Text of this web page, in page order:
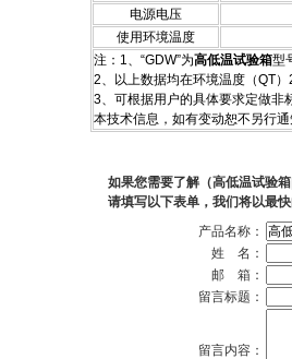
电源电压
使用环境温度
注：1、“GDW”为高低温试验箱型
2、以上数据均在环境温度（QT
3、可根据用户的具体要求定做非
本技术信息，如有变动恕不另行通
如果您需要了解（高低温试验
请填写以下表单，我们将以最
产品名称：
姓 名：
邮 箱：
留言标题：
留言内容：